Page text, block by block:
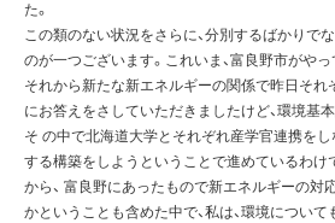
た。
この類のない状況をさらに、分別するばかりで
のが一つございます。これいま、富良野市がやっ
それから新たな新エネルギーの関係で昨日そ
にお答えをさしていただきましたけど、環境基
そ の中で北海道大学とそれぞれ産学官連携をし
する構築をしようということで進めているわけ
から、 富良野にあったもので新エネルギーの対
かということも含めた中で、私は、環境につい